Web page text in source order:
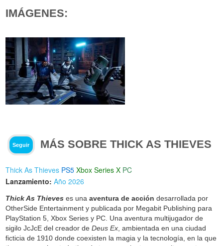
IMÁGENES:
Seguir MÁS SOBRE THICK AS THIEVES
Thick As Thieves PS5 Xbox Series X PC
Lanzamiento: Año 2026
Thick As Thieves es unaaventura de acción desarrollada por
OtherSide Entertainment y publicada por Megabit Publishing para
PlayStation 5, Xbox Series y PC. Una aventura multijugador de
sigilo JcJcE del creador deDeus Ex, ambientada en una ciudad
ficticia de 1910 donde coexisten la magia y la tecnología, en la que